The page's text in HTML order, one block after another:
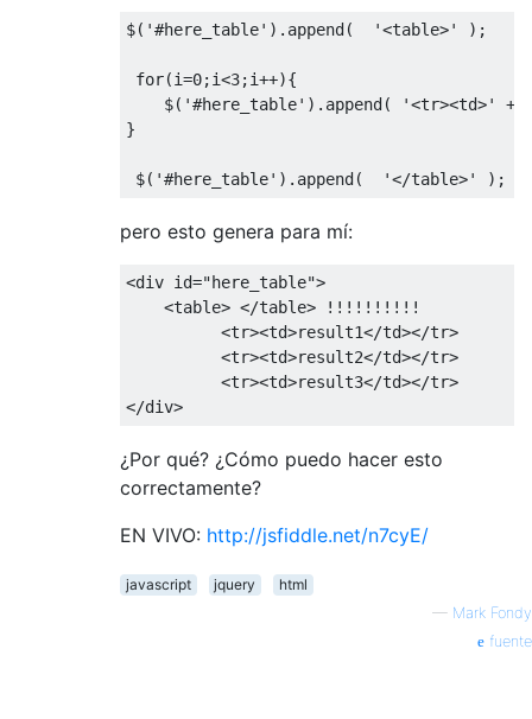
$( '#here_table' ). append( '<table>' );
for(i=0;i<3;i++){
    $
( '#here_table' ). append( '<tr><td>' +
}
$( '#here_table' ). append( '</table>' );
pero esto genera para mí:
<div id="here_table">
<table> </table>
!!!!!!!!!!
<tr><td>result1</td></tr>
<tr><td>result2</td></tr>
<tr><td>result3</td></tr>
</div>
¿Por qué? ¿Cómo puedo hacer esto
correctamente?
EN VIVO: http://jsfiddle.net/n7cyE/
javascript jquery
html
— Mark Fondy
fuente